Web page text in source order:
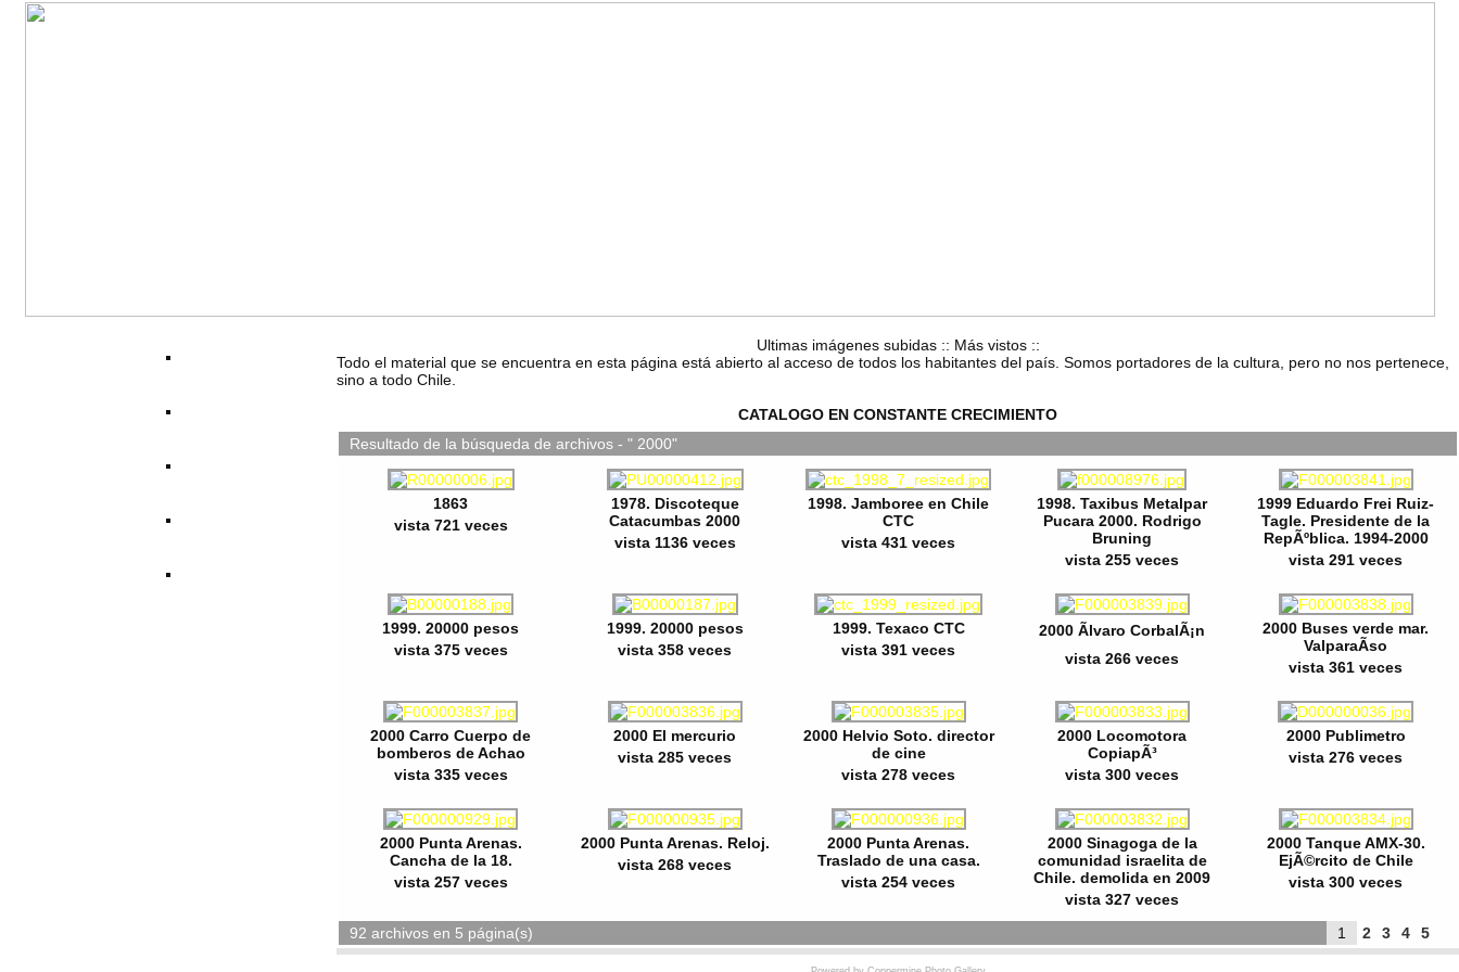
Ultimas imágenes subidas:: Más vistos::
Todo el material que se encuentra en esta página está abierto al acceso de todos los habitantes del país. Somos portadores de la cultura, pero no nos pertenece,
sino a todo Chile.
CATALOGO EN CONSTANTE CRECIMIENTO
Resultado de la búsqueda de archivos - " 2000"
1863
vista 721 veces
1978. Discoteque
Catacumbas 2000
vista 1136 veces
1998. Jamboree en Chile
CTC
vista 431 veces
1998. Taxibus Metalpar
Pucara 2000. Rodrigo
Bruning
vista 255 veces
1999 Eduardo Frei Ruiz-
Tagle. Presidente de la
RepÃºblica. 1994-2000
vista 291 veces
1999. 20000 pesos
vista 375 veces
1999. 20000 pesos
vista 358 veces
1999. Texaco CTC
vista 391 veces
2000 Ãlvaro CorbalÃ¡n
vista 266 veces
2000 Buses verde mar.
ValparaÃ­so
vista 361 veces
2000 Carro Cuerpo de
bomberos de Achao
vista 335 veces
2000 El mercurio
vista 285 veces
2000 Helvio Soto. director
de cine
vista 278 veces
2000 Locomotora
CopiapÃ³
vista 300 veces
2000 Publimetro
vista 276 veces
2000 Punta Arenas.
Cancha de la 18.
vista 257 veces
2000 Punta Arenas. Reloj.
vista 268 veces
2000 Punta Arenas.
Traslado de una casa.
vista 254 veces
2000 Sinagoga de la
comunidad israelita de
Chile. demolida en 2009
vista 327 veces
2000 Tanque AMX-30.
EjÃ©rcito de Chile
vista 300 veces
92 archivos en 5 página(s) 1 2 3 4 5